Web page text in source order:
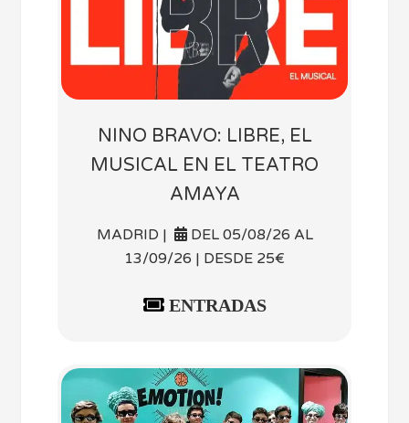
NINO BRAVO: LIBRE, EL
MUSICAL EN EL TEATRO
AMAYA
MADRID |
DEL 05/08/26 AL
13/09/26 | DESDE 25€
ENTRADAS